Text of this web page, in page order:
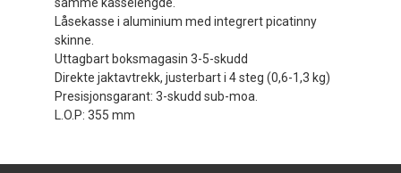
samme kasselengde.
Låsekasse i aluminium med integrert picatinny
skinne.
Uttagbart boksmagasin 3-5-skudd
Direkte jaktavtrekk, justerbart i 4 steg (0,6-1,3 kg)
Presisjonsgarant: 3-skudd sub-moa.
L.O.P: 355 mm